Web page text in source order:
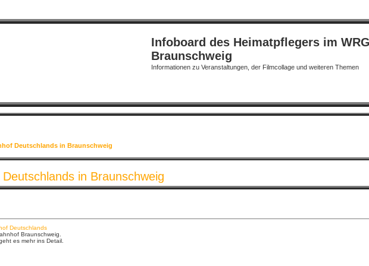
Infoboard des Heimatpflegers im WRG
Braunschweig
Informationen zu Veranstaltungen, der Filmcollage und weiteren Themen
Deutschlands in Braunschweig
in Braunschweig
Deutschlands
Braunschweig.
es mehr ins Detail.